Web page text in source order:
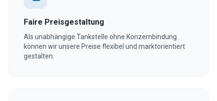
Faire Preisgestaltung
Als unabhängige Tankstelle ohne Konzernbindung
können wir unsere Preise flexibel und marktorientiert
gestalten.